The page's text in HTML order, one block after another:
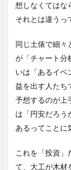
想しなくてはな
それとは違うっ
同じ土俵で細々
が「チャート分
いは「あるイベ
益を出す人たち
予想するのが上
は「円安だろう
あるってことに
これを「投資」
て、大工が木材